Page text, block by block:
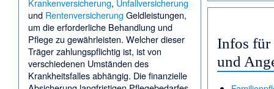
Krankenversicherung, Unfallversicherung
und Rentenversicherung Geldleistungen,
um die erforderliche Behandlung und
Pflege zu gewährleisten. Welcher dieser
Träger zahlungspflichtig ist, ist von
verschiedenen Umständen des
Krankheitsfalles abhängig. Die finanzielle
Infos für
und